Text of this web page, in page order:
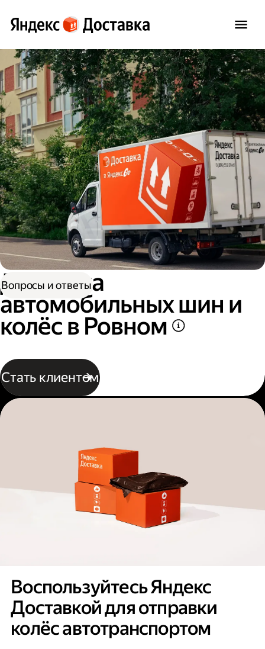
Доставка
автомобильных шин и
колёс в Ровном
Стать клиентом
Вопросы и ответы
Воспользуйтесь Яндекс
Доставкой для отправки
колёс автотранспортом